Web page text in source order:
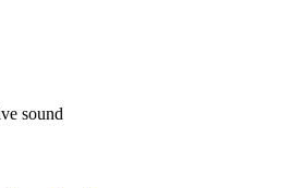
sound